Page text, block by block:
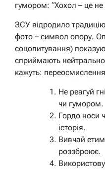
гумором: “Хохол – це
ЗСУ відродило
фото – символ опору.
соцопитування)
сприймають
кажуть:
Не реагуй
чи гумором.
Гордо носи
історія.
Вивчай
роззброює.